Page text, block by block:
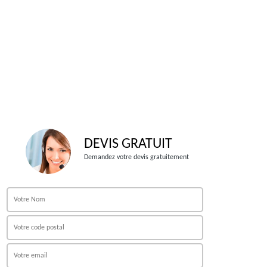
DEVIS GRATUIT
Demandez votre devis gratuitement